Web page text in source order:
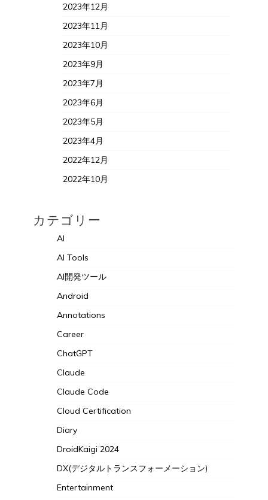
2023年12月
2023年11月
2023年10月
2023年9月
2023年7月
2023年6月
2023年5月
2023年4月
2022年12月
2022年10月
カテゴリー
AI
AI Tools
AI開発ツール
Android
Annotations
Career
ChatGPT
Claude
Claude Code
Cloud Certification
Diary
DroidKaigi 2024
DX(デジタルトランスフォーメーション)
Entertainment